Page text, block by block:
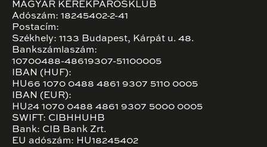
MAGYAR KERÉKPÁROSKLUB
Adószám: 18245402-2-41
Postacím:
Székhely: 1133 Budapest, Kárpát u. 48.
Bankszámlaszám:
10700488-48619307-51100005
IBAN (HUF):
HU66 1070 0488 4861 9307 5110 0005
IBAN (EUR):
HU24 1070 0488 4861 9307 5000 0005
SWIFT: CIBHHUHB
Bank: CIB Bank Zrt.
EU adószám: HU18245402